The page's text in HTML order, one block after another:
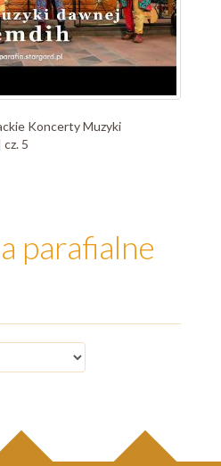
Koncerty Muzyki
5
parafialne